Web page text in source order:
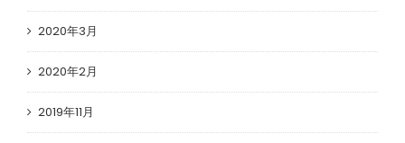
2020年3月
2020年2月
2019年11月